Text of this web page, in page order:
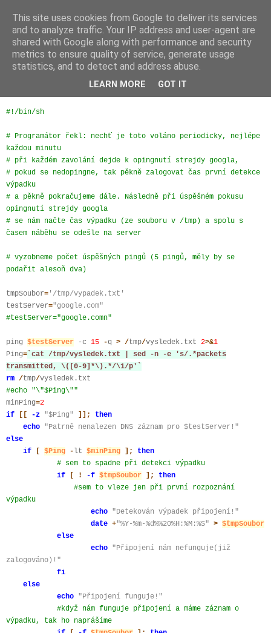
JFíla
pátek 7. listopadu 2014
Sledování výpadků připojení
#!/bin/sh
# Programátor řekl: nechť je toto voláno periodicky, nejlépe
každou minutu
# při každém zavolání dejde k opingnutí strejdy googla,
# pokud se nedopingne, tak pěkně zalogovat čas první detekce
výpadku
# a pěkně pokračujeme dále. Následně při úspěšném pokusu
opingnutí strejdy googla
# se nám načte čas výpadku (ze souboru v /tmp) a spolu s
časem náběhu se odešle na server
# vyzobneme počet úspěšných pingů (5 pingů, měly by se
podařit alesoň dva)
tmpSoubor= '/tmp/vypadek.txt'
testServer="google.com"
#testServer="google.comn"
ping $testServer -c 15 -q > /tmp/vysledek.txt 2>&1
Ping= `cat /tmp/vysledek.txt | sed -n -e 's/.*packets
transmitted, \([0-9]*\).*/\1/p'`
rm /tmp/vysledek.txt
#echo "\"$Ping\""
minPing=2
if
[[ -z "$Ping" ]];
then
echo "Patrně nenalezen DNS záznam pro $testServer!"
else
if
[ $Ping -lt $minPing ];
then
# sem to spadne při detekci výpadku
if
[ ! -f $tmpSoubor ];
then
#sem to vleze jen při první rozpoznání
výpadku
echo "Detekován výpadek připojení!"
date +"%Y-%m-%d%%20%H:%M:%S" > $tmpSoubor
else
echo "Připojení nám nefunguje(již
zalogováno)!"
fi
else
echo "Připojení funguje!"
#když nám funguje připojení a máme záznam o
výpadku, tak ho naprášíme
This site uses cookies from Google to deliver its services
and to analyze traffic. Your IP address and user-agent are
shared with Google along with performance and security
metrics to ensure quality of service, generate usage
statistics, and to detect and address abuse.
LEARN MORE GOT IT